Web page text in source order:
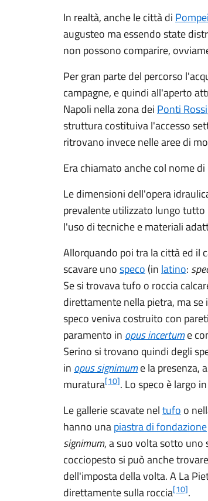
In realtà, anche le città di Pompei
augusteo ma essendo state
non possono comparire,
Per gran parte del percorso
campagne, e quindi all'aperto
Napoli nella zona dei Ponti Rossi
struttura costituiva l'accesso
ritrovano invece nelle aree di
Era chiamato anche col nome di
Le dimensioni dell'opera
prevalente utilizzato lungo
l'uso di tecniche e materiali
Allorquando poi tra la città ed il
scavare unospeco (in latino:
Se si trovava tufo o roccia
direttamente nella pietra, ma
speco veniva costruito con
paramento in opus incertume
Serino si trovano quindi degli
in opus signimume la presenza,
muratura[10]. Lo speco è largo
Le gallerie scavate neltufo o
hanno unapiastra di fondazione
signimum, a suo volta sotto uno
cocciopesto si può anche
dell'imposta della volta. A La
direttamente sulla roccia[10].